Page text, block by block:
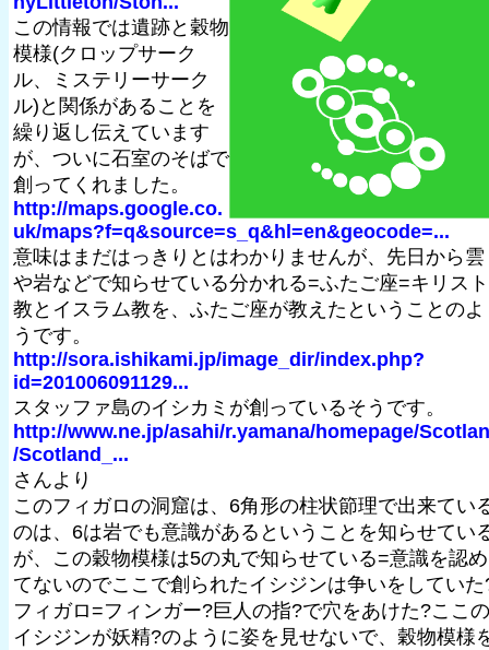
この情報では遺跡と穀物
模様(クロップサーク
ル、ミステリーサーク
ル)と関係があることを
繰り返し伝えています
が、ついに石室のそばで
創ってくれました。
http://maps.google.co.
uk/maps?f=q&source=s_q&hl=en&geocode=...
意味はまだはっきりとはわかりませんが、先日から雲
や岩などで知らせている分かれる=ふたご座=キリスト
教とイスラム教を、ふたご座が教えたということのよ
うです。
http://sora.ishikami.jp/image_dir/index.php?
id=201006091129...
スタッファ島のイシカミが創っているそうです。
http://www.ne.jp/asahi/r.yamana/homepage/
/Scotland_...
さんより
このフィガロの洞窟は、6角形の柱状節理で出来てい
のは、6は岩でも意識があるということを知らせてい
が、この穀物模様は5の丸で知らせている=意識を認め
てないのでここで創られたイシジンは争いをしていた
フィガロ=フィンガー?巨人の指?で穴をあけた?ここの
イシジンが妖精?のように姿を見せないで、穀物模様